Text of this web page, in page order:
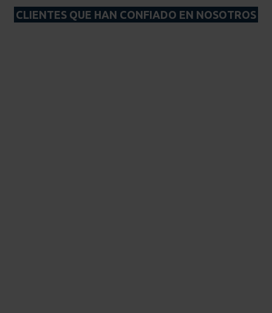
CLIENTES QUE HAN CONFIADO EN NOSOTROS